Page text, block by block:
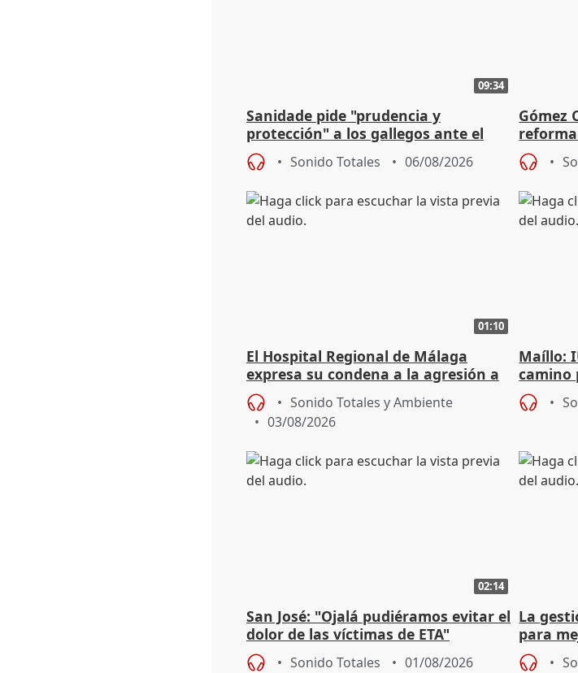
09:34
Sanidade pide "prudencia y
protección" a los gallegos ante el
eclipse del 12 de agosto
Sonido Totales 06/08/2026
Gómez
01:10
El Hospital Regional de Málaga
expresa su condena a la agresión a
dos enfermeras de Urgencias
Sonido Totales y Ambiente
03/08/2026
Maíllo:
camino
02:14
San José: "Ojalá pudiéramos evitar el
dolor de las víctimas de ETA"
Sonido Totales 01/08/2026
La
para